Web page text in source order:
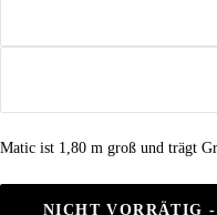
Matic ist 1,80 m groß und trägt
NICHT VORRÄTIG